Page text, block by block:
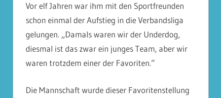
Vor elf Jahren war ihm mit den Sportfreunden
schon einmal der Aufstieg in die Verbandsliga
gelungen. „Damals waren wir der Underdog,
diesmal ist das zwar ein junges Team, aber wir
waren trotzdem einer der Favoriten.“
Die Mannschaft wurde dieser Favoritenstellung